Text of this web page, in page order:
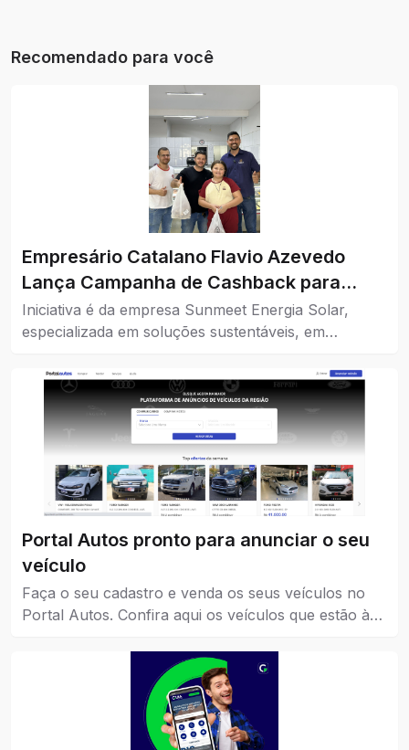
Recomendado para você
Empresário Catalano Flavio Azevedo
Lança Campanha de Cashback para
Impulsionar o Comércio da Cidade
Iniciativa é da empresa Sunmeet Energia Solar,
especializada em soluções sustentáveis, em
Portal Autos pronto para anunciar o seu
veículo
Faça o seu cadastro e venda os seus veículos no
Portal Autos. Confira aqui os veículos que estão à